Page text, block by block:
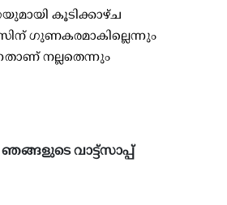
കൂടിക്കാഴ്ച
ഗുണകരമാകില്ലെന്നും
നല്ലതെന്നും
വാട്ട്സാപ്പ്